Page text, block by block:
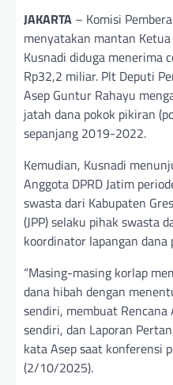
JAKARTA – Komisi
menyatakan mantan Ketua
Kusnadi diduga menerima
Rp32,2 miliar. Plt Deputi
Asep Guntur Rahayu
jatah dana pokok pikiran
sepanjang 2019-2022.
Kemudian, Kusnadi
Anggota DPRD Jatim
swasta dari Kabupaten
(JPP) selaku pihak swasta
koordinator lapangan dana
“Masing-masing korlap
dana hibah dengan
sendiri, membuat Rencana
sendiri, dan Laporan
kata Asep saat konferensi
(2/10/2025).